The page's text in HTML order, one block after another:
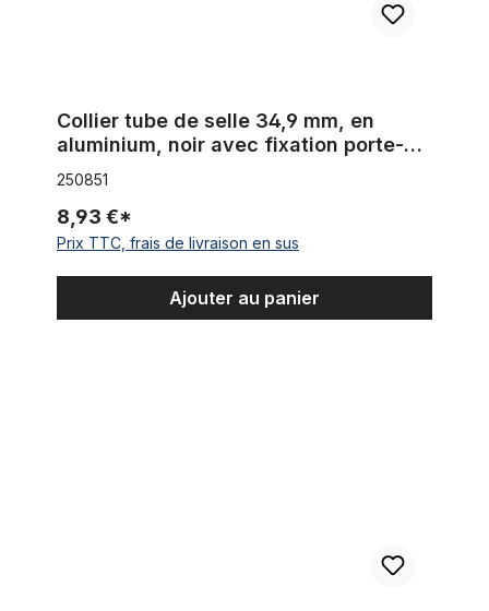
Collier tube de selle 34,9 mm, en
aluminium, noir avec fixation porte-
bagages
250851
8,93 €*
Prix TTC, frais de livraison en sus
Ajouter au panier